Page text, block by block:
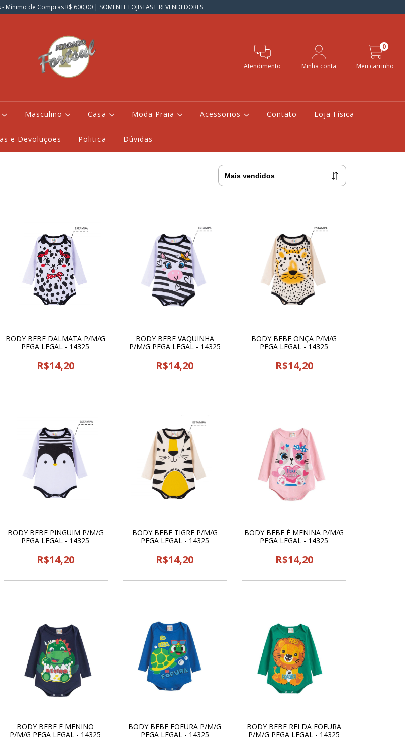
de Compras R$ 600,00 | SOMENTE LOJISTAS E REVENDEDORES
Atendimento Minha conta Meu carrinho
0
Masculino Casa Moda Praia Acessorios Contato Loja Física
e Devoluções Politica Dúvidas
BODY BEBE DALMATA P/M/G
PEGA LEGAL - 14325
R$14,20
BODY BEBE VAQUINHA
P/M/G PEGA LEGAL - 14325
R$14,20
BODY BEBE ONÇA P/M/G
PEGA LEGAL - 14325
R$14,20
BODY BEBE PINGUIM P/M/G
PEGA LEGAL - 14325
R$14,20
BODY BEBE TIGRE P/M/G
PEGA LEGAL - 14325
R$14,20
BODY BEBE É MENINA P/M/G
PEGA LEGAL - 14325
R$14,20
BODY BEBE É MENINO
P/M/G PEGA LEGAL - 14325
BODY BEBE FOFURA P/M/G
PEGA LEGAL - 14325
BODY BEBE REI DA FOFURA
P/M/G PEGA LEGAL - 14325